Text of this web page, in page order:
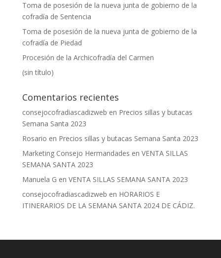
Toma de posesión de la nueva junta de gobierno de la
cofradía de Sentencia
Toma de posesión de la nueva junta de gobierno de la
cofradía de Piedad
Procesión de la Archicofradía del Carmen
(sin título)
Comentarios recientes
consejocofradiascadizweb en Precios sillas y butacas
Semana Santa 2023
Rosario en Precios sillas y butacas Semana Santa 2023
Marketing Consejo Hermandades en VENTA SILLAS
SEMANA SANTA 2023
Manuela G en VENTA SILLAS SEMANA SANTA 2023
consejocofradiascadizweb en HORARIOS E
ITINERARIOS DE LA SEMANA SANTA 2024 DE CÁDIZ.